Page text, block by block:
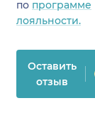
по программе
лояльности.
Оставить
отзыв